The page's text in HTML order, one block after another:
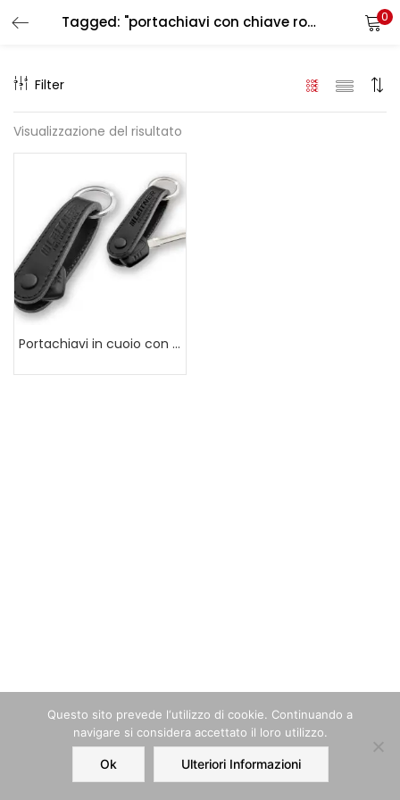
Tagged: "portachiavi con chiave rotante" 0
Home Order Account
Filter
Visualizzazione del risultato
Portachiavi in cuoio con chiave che ruota
LOGIN REGISTER
Enter your username and password to login.
Remember me
Login
Questo sito prevede l‘utilizzo di cookie. Continuando a
navigare si considera accettato il loro utilizzo.
Ok Ulteriori Informazioni